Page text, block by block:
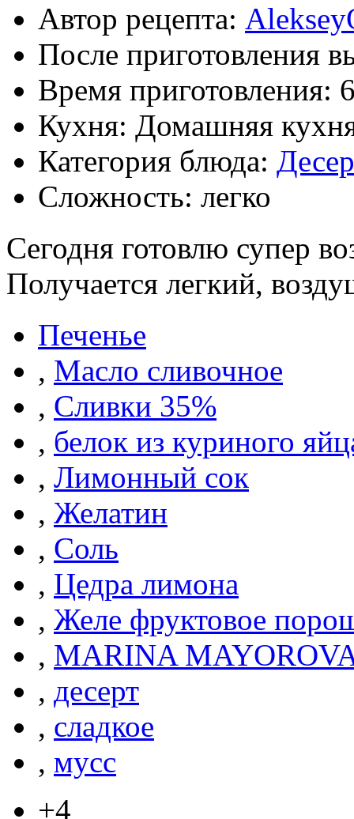
Автор рецепта:
После приготовления
Время приготовления:
Кухня: Домашняя
Категория блюда:
Сложность: легко
Сегодня готовлю супер
Получается легкий,
Печенье
, Масло сливочное
, Сливки 35%
, белок из куриного
, Лимонный сок
, Желатин
, Соль
, Цедра лимона
, Желе фруктовое
, MARINA
, десерт
, сладкое
, мусс
+4